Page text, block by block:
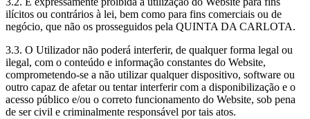
ilícitos ou contrários à lei, bem como para fins comerciais ou de
negócio, que não os prosseguidos pela QUINTA DA CARLOTA.
3.3. O Utilizador não poderá interferir, de qualquer forma legal ou
ilegal, com o conteúdo e informação constantes do Website,
comprometendo-se a não utilizar qualquer dispositivo, software ou
outro capaz de afetar ou tentar interferir com a disponibilização e o
acesso público e/ou o correto funcionamento do Website, sob pena
de ser civil e criminalmente responsável por tais atos.